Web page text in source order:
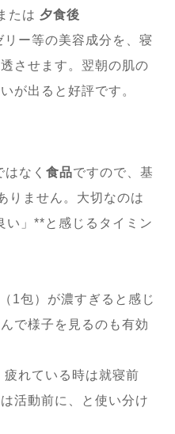
たは 夕食後
リー等の美容成分を、寝
させます。翌朝の肌の
が出ると好評です。
なく 食品ですので、基
りません。大切なのは
い」**と感じるタイミン
1包）が濃すぎると感じ
で様子を見るのも有効
疲れている時は就寝前
活動前に、と使い分け